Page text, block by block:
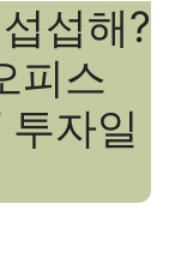
섭해?
피스
투자일